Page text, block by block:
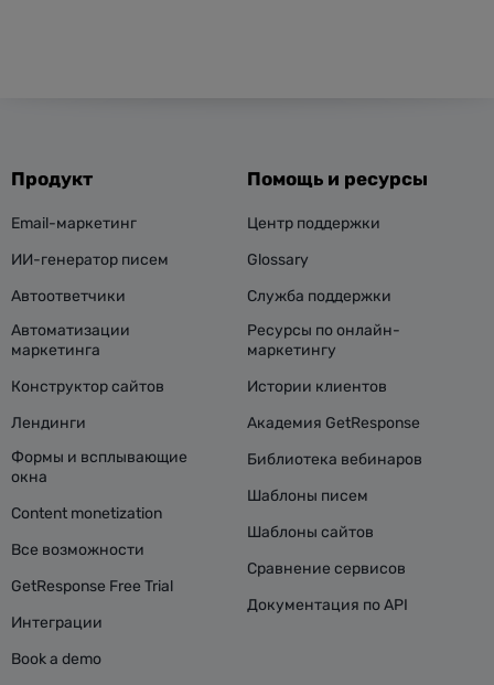
Продукт
Email-маркетинг
ИИ-генератор писем
Автоответчики
Автоматизации
маркетинга
Конструктор сайтов
Лендинги
Формы и всплывающие
окна
Content monetization
Все возможности
GetResponse Free Trial
Интеграции
Book a demo
Помощь и ресурсы
Центр поддержки
Glossary
Служба поддержки
Ресурсы по онлайн-
маркетингу
Истории клиентов
Академия GetResponse
Библиотека вебинаров
Шаблоны писем
Шаблоны сайтов
Сравнение сервисов
Документация по API